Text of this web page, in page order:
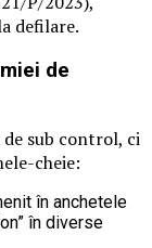
defilare.
de
de sub control, ci
cheie:
în anchetele
în diverse